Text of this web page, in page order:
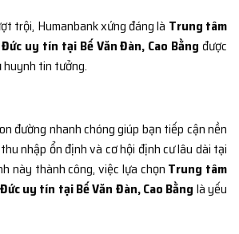
trội, Humanbank xứng đáng là Trung tâm
uy tín tại Bế Văn Đàn, Cao Bằng được
huynh tin tưởng.
đường nhanh chóng giúp bạn tiếp cận nền
nhập ổn định và cơ hội định cư lâu dài tại
này thành công, việc lựa chọn Trung tâm
uy tín tại Bế Văn Đàn, Cao Bằng là yếu